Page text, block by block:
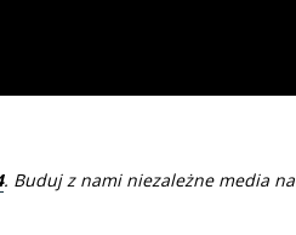
. Buduj z nami niezależne media na